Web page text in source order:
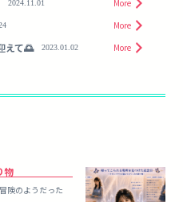
2024.11.01 More
More
えて🌅 2023.01.02 More
物
険のようだった